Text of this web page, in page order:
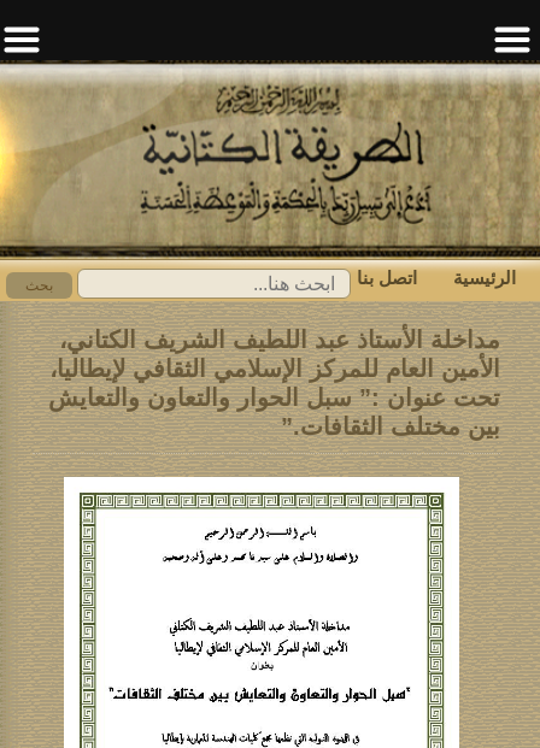
ابحث
عن:
بحث الرئيسية اتصل بنا
مداخلة الأستاذ عبد اللطيف الشريف الكتاني،
الأمين العام للمركز الإسلامي الثقافي لإيطاليا،
تحت عنوان :” سبل الحوار والتعاون والتعايش
بين مختلف الثقافات.”